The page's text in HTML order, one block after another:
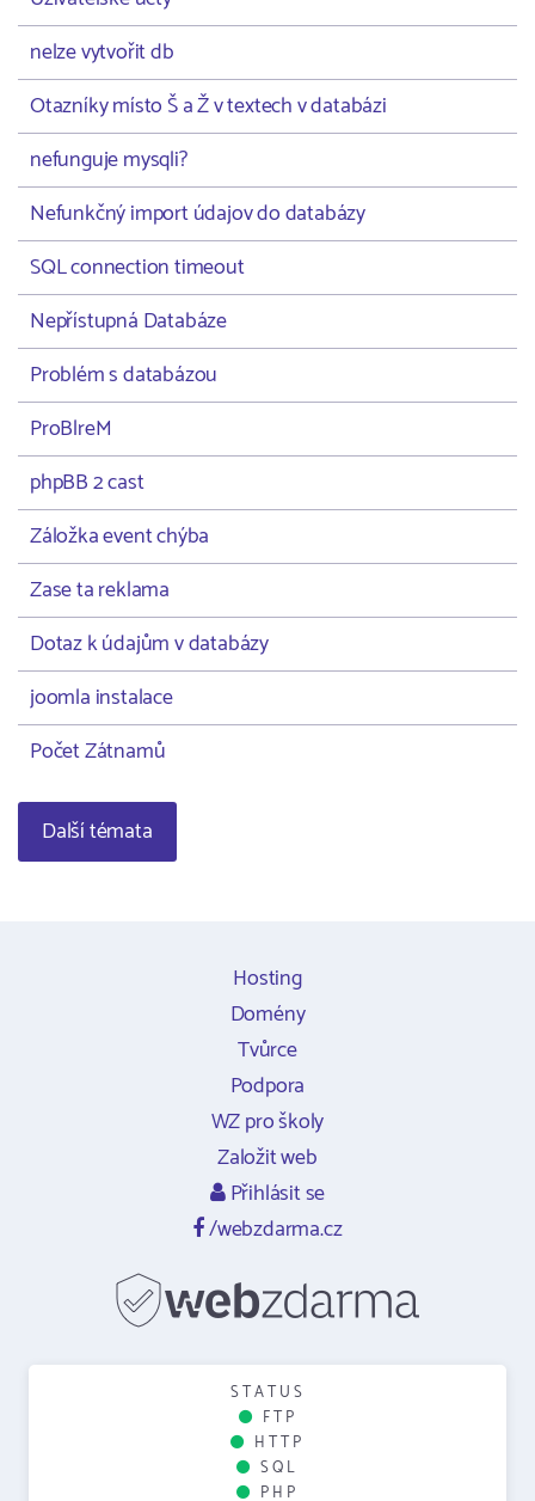
nelze vytvořit db
Otazníky místo Š a Ž v textech v databázi
nefunguje mysqli?
Nefunkčný import údajov do databázy
SQL connection timeout
Nepřístupná Databáze
Problém s databázou
ProBlreM
phpBB 2 cast
Záložka event chýba
Zase ta reklama
Dotaz k údajům v databázy
joomla instalace
Počet Zátnamů
Další témata
Hosting
Domény
Tvůrce
Podpora
WZ pro školy
Založit web
Přihlásit se
/webzdarma.cz
STATUS
FTP
HTTP
SQL
PHP